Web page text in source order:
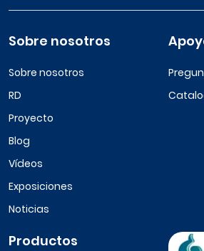
Sobre nosotros
Sobre nosotros
RD
Proyecto
Blog
Vídeos
Exposiciones
Noticias
Productos